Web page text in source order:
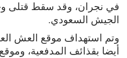
في نجران، وقد سقط
الجيش السعودي.
وتم استهداف موقع العش
أيضا بقذائف المدفعية،